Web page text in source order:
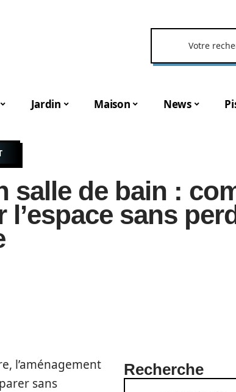
Jardin Maison News
salle de bain :
l’espace sans
l’aménagement
sans
Recherche